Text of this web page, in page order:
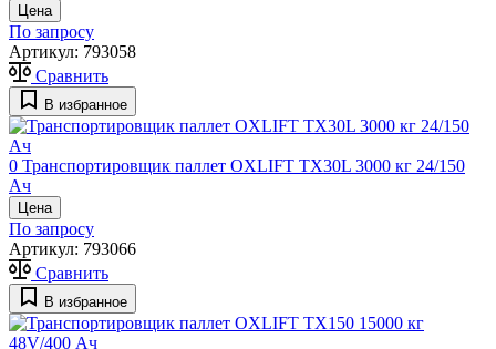
Цена
По запросу
Артикул: 793058
Сравнить
В избранное
0 Транспортировщик паллет OXLIFT TX30L 3000 кг 24/150
Ач
Цена
По запросу
Артикул: 793066
Сравнить
В избранное